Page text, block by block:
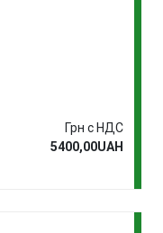
Грн с НДС
5400,00UAH